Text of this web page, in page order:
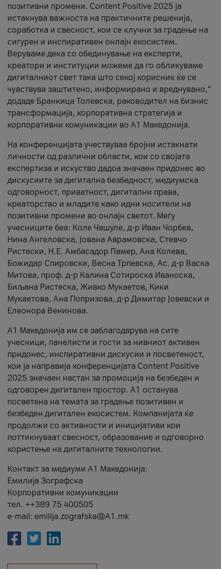
позитивни промени. Content Positive 2025 ја
истакнува важноста на практичните решенија,
соработка и свесност, кои се клучни за градење на
сигурен и инспиративен онлајн екосистем.
Веруваме дека со обединување на експерти,
креатори и институции можеме да го обликуваме
дигиталниот свет така што секој корисник ќе се
чувствува заштитено, информирано и вреднувано,“
додаде Бранкица Толевска, раководител на бизнис
трансформација, корпоративна стратегија и
корпоративни комуникации во А1 Македонија.
На конференцијата учествуваа бројни истакнати
личности од различни области, кои со својата
експертиза и искуство дадоа значаен придонес во
дискусиите за дигитална безбедност, медиумска
одговорност, приватност, дигитални права,
креаторство и младите како идни носители на
позитивни промени во онлајн светот. Меѓу
учесниците беа: Коле Чашуле, д-р Иван Чорбев,
Нина Ангеловска, Јована Аврамовска, Стевчо
Ристески, Н.Е. Амбасадор Памер, Ана Колева,
Божидар Спировски, Весна Трпевска, Ас. д-р Васка
Митова, проф. д-р Калина Сотироска Иваноска,
Биљана Ристеска, Живко Мукаетов, Кики
Мукаетова, Ана Попризова, д-р Димитар Јовевски и
Елеонора Венинова.
А1 Македонија им се заблагодарува на сите
учесници, панелисти и гости за нивниот активен
придонес, инспиративни дискусии и посветеност,
кои ја направија конференцијата Content Positive
2025 значаен настан за промоција на безбеден и
одговорен дигитален простор. А1 останува
посветена на темата за градење позитивен и
безбеден дигитален екосистем. Компанијата ќе
продолжи со активности и иницијативи кои
поттикнуваат свесност, образование и одговорно
користење на дигиталните технологии.
Контакт за медиуми А1 Македонија:
Емилија Зографска
Корпоративни комуникации
тел. ++389 75 400505
e-mail: emilija.zografska@A1.mk